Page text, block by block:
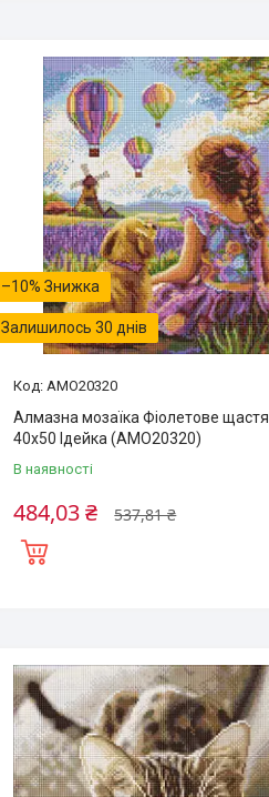
–10%
Залишилось 30 днів
AMO20320
Алмазна мозаїка Фіолетове щастя
40х50 Ідейка (AMO20320)
В наявності
537,81 ₴
484,03 ₴